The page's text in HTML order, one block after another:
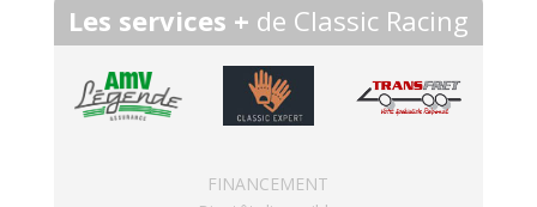
Les services + de Classic Racing
FINANCEMENT